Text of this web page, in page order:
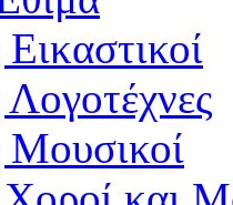
Μουσικοί